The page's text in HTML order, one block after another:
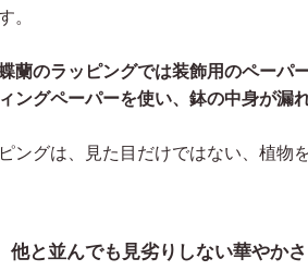
。
蘭のラッピングでは装飾用のペーパ
ングペーパーを使い、鉢の中身が漏
ングは、見た目だけではない、植物
他と並んでも見劣りしない華やか